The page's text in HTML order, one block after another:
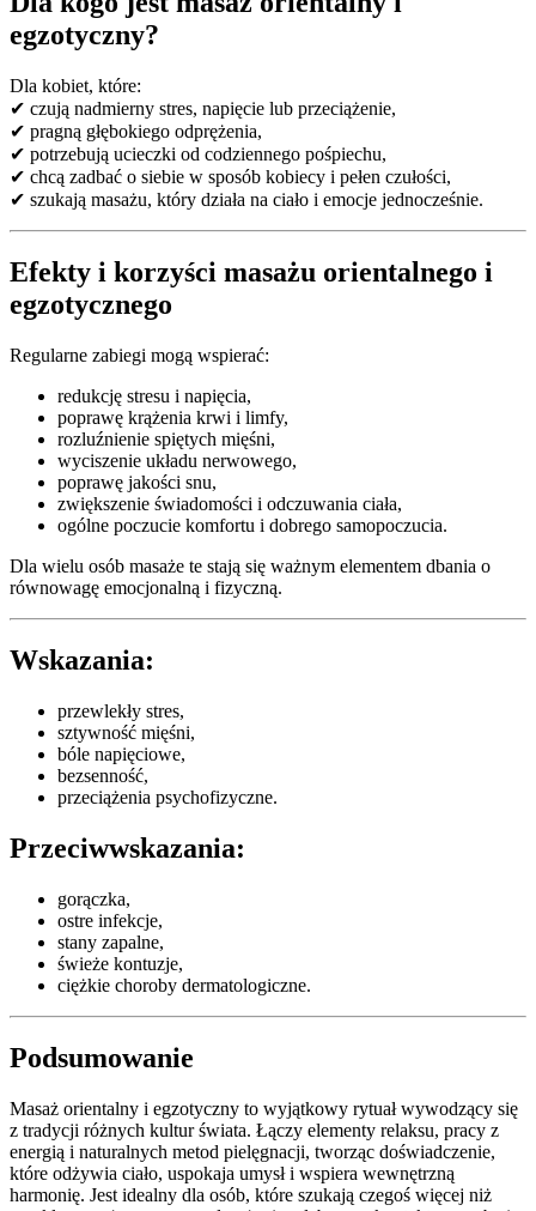
egzotyczny?
Dla kobiet, które:
✔ czują nadmierny stres, napięcie lub przeciążenie,
✔ pragną głębokiego odprężenia,
✔ potrzebują ucieczki od codziennego pośpiechu,
✔ chcą zadbać o siebie w sposób kobiecy i pełen czułości,
✔ szukają masażu, który działa na ciało i emocje jednocześnie.
Efekty i korzyści masażu orientalnego i
egzotycznego
Regularne zabiegi mogą wspierać:
redukcję stresu i napięcia,
poprawę krążenia krwi i limfy,
rozluźnienie spiętych mięśni,
wyciszenie układu nerwowego,
poprawę jakości snu,
zwiększenie świadomości i odczuwania ciała,
ogólne poczucie komfortu i dobrego samopoczucia.
Dla wielu osób masaże te stają się ważnym elementem dbania o
równowagę emocjonalną i fizyczną.
Wskazania:
przewlekły stres,
sztywność mięśni,
bóle napięciowe,
bezsenność,
przeciążenia psychofizyczne.
Przeciwwskazania:
gorączka,
ostre infekcje,
stany zapalne,
świeże kontuzje,
ciężkie choroby dermatologiczne.
Podsumowanie
Masaż orientalny i egzotyczny to wyjątkowy rytuał wywodzący się
z tradycji różnych kultur świata. Łączy elementy relaksu, pracy z
energią i naturalnych metod pielęgnacji, tworząc doświadczenie,
które odżywia ciało, uspokaja umysł i wspiera wewnętrzną
harmonię. Jest idealny dla osób, które szukają czegoś więcej niż